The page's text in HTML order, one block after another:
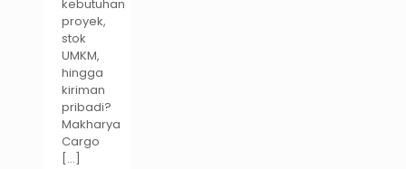
kebutuhan
proyek,
stok
UMKM,
hingga
kiriman
pribadi?
Makharya
Cargo
[…]